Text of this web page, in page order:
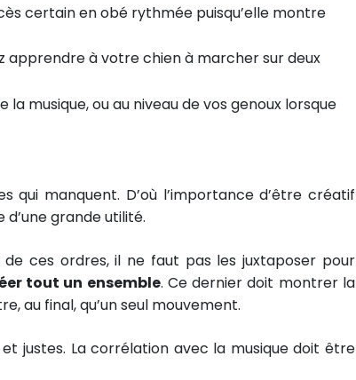
certain en obé rythmée puisqu’elle montre
apprendre à votre chien à marcher sur deux
musique, ou au niveau de vos genoux lorsque
manquent. D’où l’importance d’être créatif
grande utilité.
ces ordres, il ne faut pas les juxtaposer pour
tout un ensemble. Ce dernier doit montrer la
au final, qu’un seul mouvement.
justes. La corrélation avec la musique doit être